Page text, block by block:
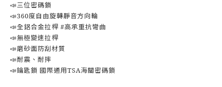
📣三位密碼鎖
📣360度自由旋轉靜音方向輪
📣全鋁合金拉桿 #高承重抗彎曲
📣無極變速拉桿
📣磨砂面防刮材質
📣耐震、耐摔
📣鑰匙鎖 國際通用TSA海關密碼鎖